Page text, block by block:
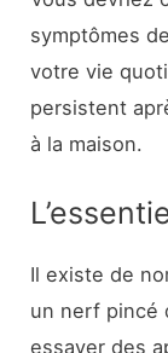
symptômes
votre vie
persistent
à la maison.
Il existe de
un nerf pincé
essayer des